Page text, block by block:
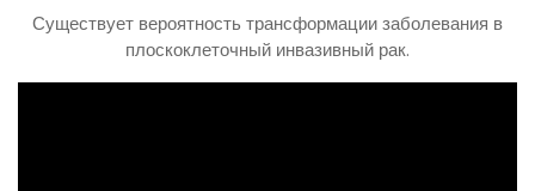
Существует вероятность трансформации заболевания в
плоскоклеточный инвазивный рак.